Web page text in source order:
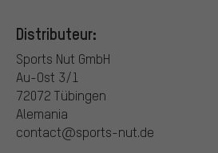
Distributeur:
Sports Nut GmbH
Au-Ost 3/1
72072 Tübingen
Alemania
contact@sports-nut.de